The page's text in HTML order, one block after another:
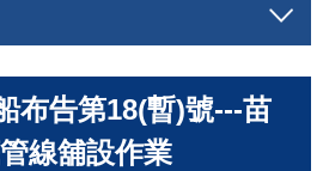
布告第18(暫)號---苗
線舖設作業